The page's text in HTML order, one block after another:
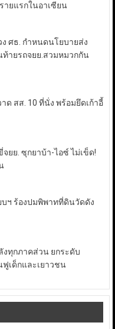
ายแรกในอาเซียน
ง ศธ. กำหนดนโยบายส่ง
ายรถจยย.สวมหมวกกัน
ด สส. 10 ที่นั่ง พร้อมยึดเก้าอี้
ยย. ซุกยาบ้า-ไอซ์ ไม่เข็ด!
ฯ ร้องปมพิพาทที่ดินวัดดัง
ทุกภาคส่วน ยกระดับ
เด็กและเยาวชน